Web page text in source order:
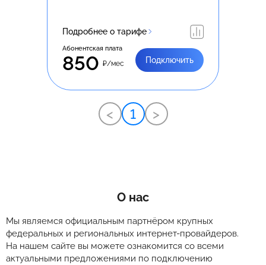
Подробнее о тарифе
Абонентская плата
850 ₽/мес Подключить
< 1 >
О нас
Мы являемся официальным партнёром крупных
федеральных и региональных интернет-провайдеров.
На нашем сайте вы можете ознакомится со всеми
актуальными предложениями по подключению